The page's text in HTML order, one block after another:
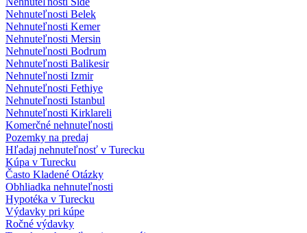
Nehnuteľnosti Belek
Nehnuteľnosti Kemer
Nehnuteľnosti Mersin
Nehnuteľnosti Bodrum
Nehnuteľnosti Balikesir
Nehnuteľnosti Izmir
Nehnuteľnosti Fethiye
Nehnuteľnosti Istanbul
Nehnuteľnosti Kirklareli
Komerčné nehnuteľnosti
Pozemky na predaj
Hľadaj nehnuteľnosť v Turecku
Kúpa v Turecku
Často Kladené Otázky
Obhliadka nehnuteľnosti
Hypotéka v Turecku
Výdavky pri kúpe
Ročné výdavky